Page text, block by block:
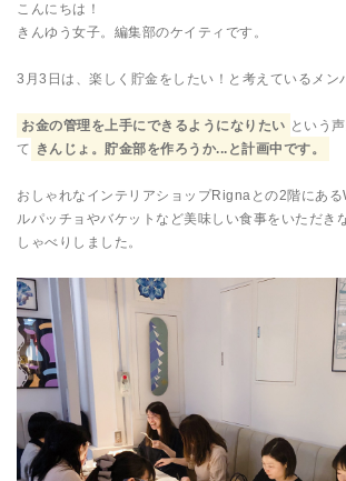
こんにちは！
きんゆう女子。編集部のケイティです。
3月3日は、楽しく貯金をしたい！と考えているメン
お金の管理を上手にできるようになりたい という
て きんじょ。貯金部を作ろうか...と計画中です。
おしゃれなインテリアショップRignaとの2階にあ
ルパッチョやバケットなど美味しい食事をいただき
しゃべりしました。